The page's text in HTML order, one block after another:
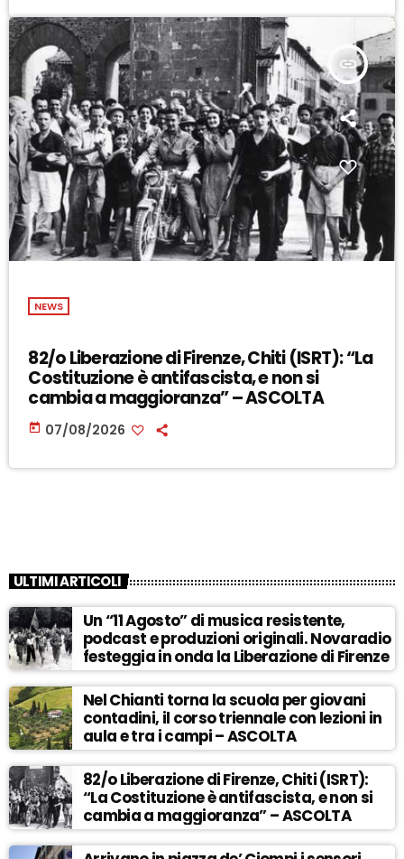
insert_link
NEWS
82/o Liberazione di Firenze, Chiti (ISRT): “La
Costituzione è antifascista, e non si
cambia a maggioranza” – ASCOLTA
today 07/08/2026
ULTIMI ARTICOLI
Un “11 Agosto” di musica resistente,
podcast e produzioni originali. Novaradio
festeggia in onda la Liberazione di Firenze
Nel Chianti torna la scuola per giovani
contadini, il corso triennale con lezioni in
aula e tra i campi – ASCOLTA
82/o Liberazione di Firenze, Chiti (ISRT):
“La Costituzione è antifascista, e non si
cambia a maggioranza” – ASCOLTA